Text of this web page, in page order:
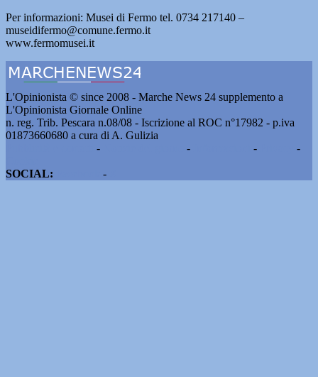
Per informazioni: Musei di Fermo tel. 0734 217140 –
museidifermo@comune.fermo.it
www.fermomusei.it
L'Opinionista © since 2008 - Marche News 24 supplemento a
L'Opinionista Giornale Online
n. reg. Trib. Pescara n.08/08 - Iscrizione al ROC n°17982 - p.iva
01873660680 a cura di A. Gulizia
- - -
-
SOCIAL:
-